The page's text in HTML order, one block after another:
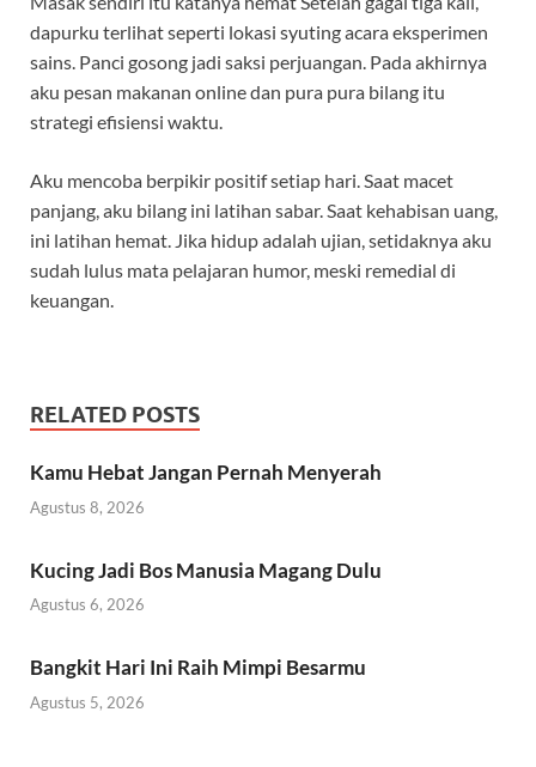
dapurku terlihat seperti lokasi syuting acara eksperimen
sains. Panci gosong jadi saksi perjuangan. Pada akhirnya
aku pesan makanan online dan pura pura bilang itu
strategi efisiensi waktu.
Aku mencoba berpikir positif setiap hari. Saat macet
panjang, aku bilang ini latihan sabar. Saat kehabisan uang,
ini latihan hemat. Jika hidup adalah ujian, setidaknya aku
sudah lulus mata pelajaran humor, meski remedial di
keuangan.
RELATED POSTS
Kamu Hebat Jangan Pernah Menyerah
Agustus 8, 2026
Kucing Jadi Bos Manusia Magang Dulu
Agustus 6, 2026
Bangkit Hari Ini Raih Mimpi Besarmu
Agustus 5, 2026